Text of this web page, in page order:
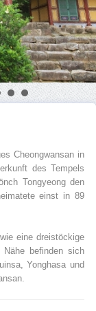
Cheongwansan in
des Tempels
Tongyeong den
einst in 89
eine dreistöckige
befinden sich
Yonghasa und